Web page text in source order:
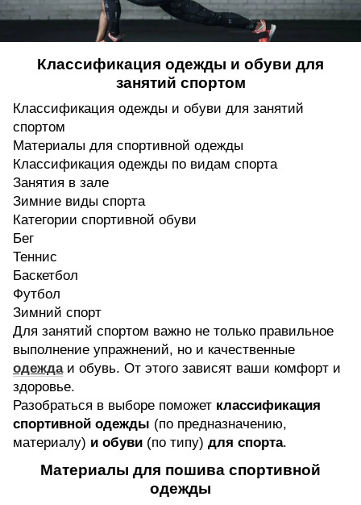
Классификация одежды и обуви для
занятий спортом
Классификация одежды и обуви для занятий
спортом
Материалы для спортивной одежды
Классификация одежды по видам спорта
Занятия в зале
Зимние виды спорта
Категории спортивной обуви
Бег
Теннис
Баскетбол
Футбол
Зимний спорт
Для занятий спортом важно не только правильное
выполнение упражнений, но и качественные
одеждаи обувь. От этого зависят ваши комфорт и
здоровье.
Разобраться в выборе поможет классификация
спортивной одежды (по предназначению,
материалу) и обуви (по типу) для спорта.
Материалы для пошива спортивной
одежды